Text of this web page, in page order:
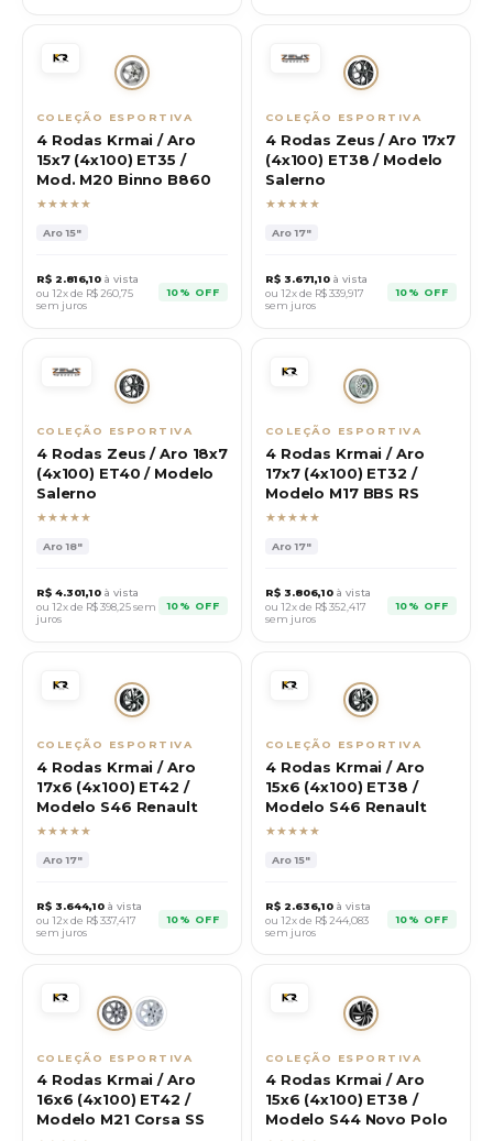
COLEÇÃO ESPORTIVA
4 Rodas Krmai / Aro
15x7 (4x100) ET35 /
Mod. M20 Binno B860
★★★★★
Aro15"
R$ 2.816,10 à vista
ou 12x de R$260,75
sem juros
10% OFF
COLEÇÃO ESPORTIVA
4 Rodas Zeus / Aro 17x7
(4x100) ET38 / Modelo
Salerno
★★★★★
Aro17"
R$ 3.671,10 à vista
ou 12x de R$339,917
sem juros
10% OFF
COLEÇÃO ESPORTIVA
4 Rodas Zeus / Aro 18x7
(4x100) ET40 / Modelo
Salerno
★★★★★
Aro18"
R$ 4.301,10 à vista
ou 12x de R$398,25sem
juros
10% OFF
COLEÇÃO ESPORTIVA
4 Rodas Krmai / Aro
17x7 (4x100) ET32 /
Modelo M17 BBS RS
★★★★★
Aro17"
R$ 3.806,10 à vista
ou 12x de R$352,417
sem juros
10% OFF
COLEÇÃO ESPORTIVA
4 Rodas Krmai / Aro
17x6 (4x100) ET42 /
Modelo S46 Renault
★★★★★
Aro17"
R$ 3.644,10 à vista
ou 12x de R$337,417
sem juros
10% OFF
COLEÇÃO ESPORTIVA
4 Rodas Krmai / Aro
15x6 (4x100) ET38 /
Modelo S46 Renault
★★★★★
Aro15"
R$ 2.636,10 à vista
ou 12x de R$ 244,083
sem juros
10% OFF
COLEÇÃO ESPORTIVA
4 Rodas Krmai / Aro
16x6 (4x100) ET42 /
Modelo M21 Corsa SS
COLEÇÃO ESPORTIVA
4 Rodas Krmai / Aro
15x6 (4x100) ET38 /
Modelo S44 Novo Polo